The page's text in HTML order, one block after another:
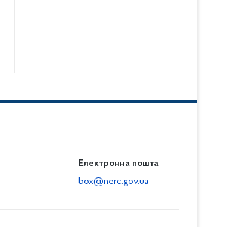
Електронна пошта
box@nerc.gov.ua